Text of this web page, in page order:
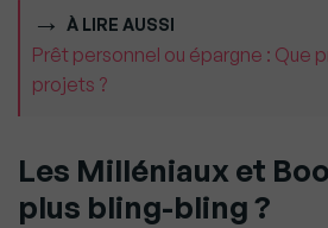
À LIRE AUSSI
Prêt personnel ou épargne : Que
projets ?
Les Milléniaux et
plus bling-bling?